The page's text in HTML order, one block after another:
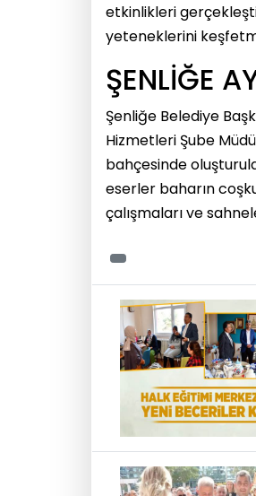
etkinlikleri
yeteneklerini
ŞENLİĞE
Şenliğe Belediye
Hizmetleri Şube
bahçesinde
eserler baharın
çalışmaları ve